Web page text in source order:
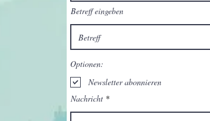
Betreff eingeben
Optionen:
Newsletter abonnieren
Nachricht